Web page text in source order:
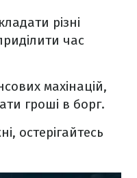
різні
час
махінацій,
гроші в борг.
остерігайтесь